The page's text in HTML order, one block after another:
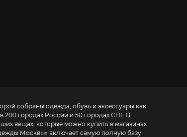
собраны одежда, обувь и аксессуары как
200 городах России и 50 городах СНГ. В
вещах, которые можно купить в магазинах
Москвы» включает самую полную базу